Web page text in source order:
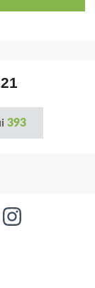
іди нах..й!
🎉
393